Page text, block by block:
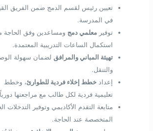
تعيين رئيس لقسم الدمج ضمن الفريق
في المدرسة.
توفير معلمي دمج ومساعدين وفق الحاجة
استكمال الساعات التدريبية المعتمدة.
تهيئة المباني والمرافق لضمان سهولة
والتنقل.
إعداد خطط إخلاء فردية للطوارئ، وخطط
تعليمية فردية لكل طالب مع مراجعتها
متابعة التقدم الأكاديمي وتوفير التدخلات
المتخصصة عند الحاجة.